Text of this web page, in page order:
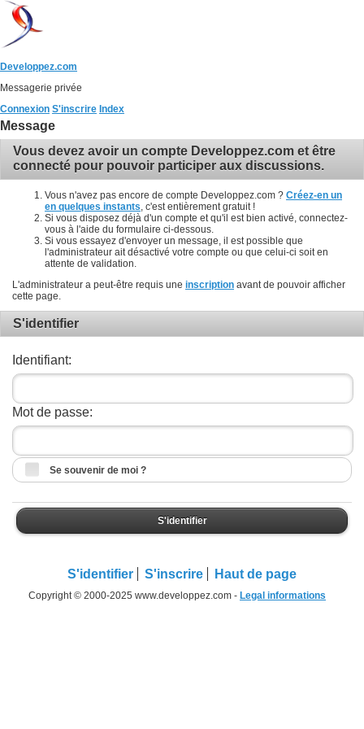
Developpez.com
Messagerie privée
Connexion S'inscrire Index
Message
Vous devez avoir un compte Developpez.com et être
connecté pour pouvoir participer aux discussions.
Vous n'avez pas encore de compte Developpez.com ? Créez-en un
en quelques instants , c'est entièrement gratuit !
Si vous disposez déjà d'un compte et qu'il est bien activé, connectez-
vous à l'aide du formulaire ci-dessous.
Si vous essayez d'envoyer un message, il est possible que
l'administrateur ait désactivé votre compte ou que celui-ci soit en
attente de validation.
L'administrateur a peut-être requis une inscription avant de pouvoir afficher
cette page.
S'identifier
Identifiant:
Mot de passe:
Se souvenir de moi ?
S'identifier
S'identifier S'inscrire Haut de page
Copyright © 2000-2025 www.developpez.com - Legal informations